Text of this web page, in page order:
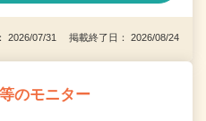
2026/07/31 掲載終了日： 2026/08/24
のモニター